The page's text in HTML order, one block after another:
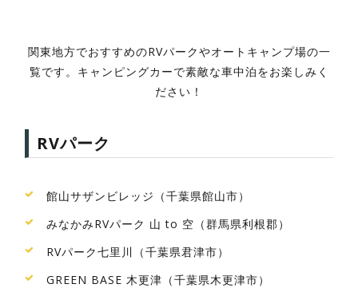
関東地方でおすすめのRVパークやオートキャンプ場の一
覧です。キャンピングカーで素敵な車中泊をお楽しみく
ださい！
RVパーク
館山サザンビレッジ（千葉県館山市）
みなかみRVパーク 山 to 空（群馬県利根郡）
RVパーク七里川（千葉県君津市）
GREEN BASE 木更津（千葉県木更津市）